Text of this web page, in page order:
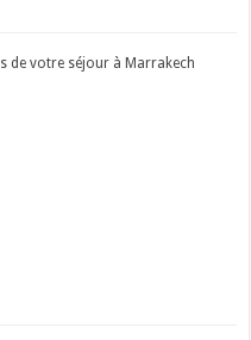
de votre séjour à Marrakech